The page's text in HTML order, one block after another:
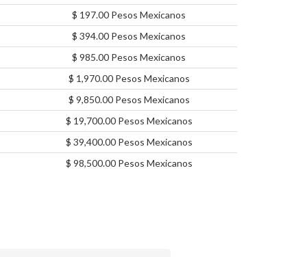
$ 197.00 Pesos Mexicanos
$ 394.00 Pesos Mexicanos
$ 985.00 Pesos Mexicanos
$ 1,970.00 Pesos Mexicanos
$ 9,850.00 Pesos Mexicanos
$ 19,700.00 Pesos Mexicanos
$ 39,400.00 Pesos Mexicanos
$ 98,500.00 Pesos Mexicanos